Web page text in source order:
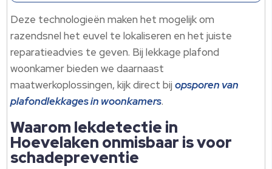
Deze technologieën maken het mogelijk om
razendsnel het euvel te lokaliseren en het juiste
reparatieadvies te geven.​ Bij lekkage plafond
woonkamer bieden we daarnaast
maatwerkoplossingen, kijk direct bijopsporen van
plafondlekkages in woonkamers.​
Waarom lekdetectie in
Hoevelaken onmisbaar is voor
schadepreventie